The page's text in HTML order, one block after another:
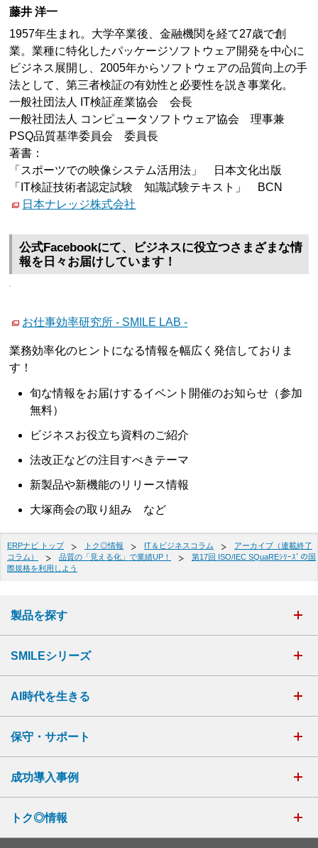
藤井 洋一
1957年生まれ。大学卒業後、金融機関を経て27歳で創
業。業種に特化したパッケージソフトウェア開発を中心に
ビジネス展開し、2005年からソフトウェアの品質向上の手
法として、第三者検証の有効性と必要性を説き事業化。
一般社団法人 IT検証産業協会 会長
一般社団法人 コンピュータソフトウェア協会 理事兼
PSQ品質基準委員会 委員長
著書：
「スポーツでの映像システム活用法」 日本文化出版
「IT検証技術者認定試験 知識試験テキスト」 BCN
日本ナレッジ株式会社
公式Facebookにて、ビジネスに役立つさまざまな情
報を日々お届けしています！
お仕事効率研究所 - SMILE LAB -
業務効率化のヒントになる情報を幅広く発信しておりま
す！
旬な情報をお届けするイベント開催のお知らせ（参加
無料）
ビジネスお役立ち資料のご紹介
法改正などの注目すべきテーマ
新製品や新機能のリリース情報
大塚商会の取り組み など
ERPナビ トップ トク◎情報 IT＆ビジネスコラム
アーカイブ（連載終了
コラム）
品質の「見える化」で業績UP！
第17回 ISO/IEC SQuaREｼﾘｰｽﾞの国
際規格を利用しよう
製品を探す
SMILEシリーズ
AI時代を生きる
保守・サポート
成功導入事例
トク◎情報